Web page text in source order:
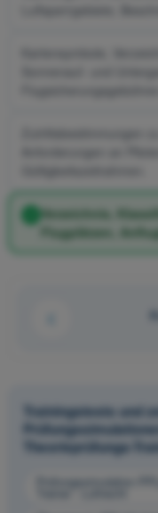
Verzeichnis,
Flugplätzen,
Trainingstests und
Theorieprüfungs-
Prüfungssimulation